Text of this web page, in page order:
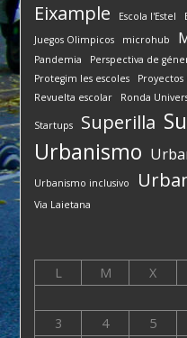
Eixample Escola l'Estel
Juegos Olimpicos
microhub
Pandemia
Perspectiva de
Protegim les escoles
Revuelta escolar
Ronda
Startups Superilla
Urbanismo
Urbanismo inclusivo
Via Laietana
L M X
3
4 5